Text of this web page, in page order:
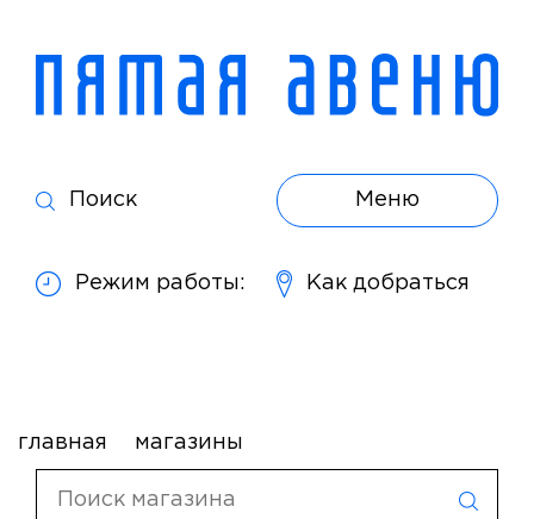
Поиск
Режим работы: Как добраться
Меню
главная магазины